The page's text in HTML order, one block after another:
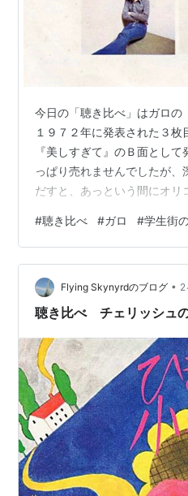
今日の「聴き比べ」はガロの
１９７２年に発表された３
『美しすぎて』のＢ面とし
っぱり売れませんでしたが
だすと、あっという間にオリ
メロディが受けたのでしょう
のが自分の学生時代です。
街の喫茶店があり、授業が
入ってお茶を飲んだりしてい
イトレスに友人の１人、T.Y
#聴き比べ #ガロ #学生街
Flying Skynyrdのブログ • 2
聴き比べ チェリッシュの